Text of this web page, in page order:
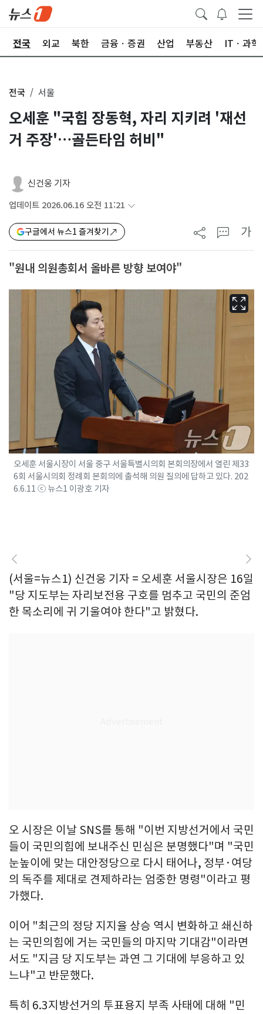
전국 외교 북한 금융ㆍ증권 산업 부동산 ITㆍ과학
전국 서울
오세훈 "국힘 장동혁, 자리 지키려 '재선
거 주장'…골든타임 허비"
신건웅 기자
업데이트 2026.06.16 오전 11:21
구글에서 뉴스1 즐겨찾기 가
"원내 의원총회서 올바른 방향 보여야"
오세훈 서울시장이 서울 중구 서울특별시의회 본회의장에서 열린 제33
6회 서울시의회 정례회 본회의에 출석해 의원 질의에 답하고 있다. 202
6.6.11 ⓒ 뉴스1 이광호 기자
(서울=뉴스1) 신건웅 기자 = 오세훈 서울시장은 16일
"당 지도부는 자리보전용 구호를 멈추고 국민의 준엄
한 목소리에 귀 기울여야 한다"고 밝혔다.
오 시장은 이날 SNS를 통해 "이번 지방선거에서 국민
들이 국민의힘에 보내주신 민심은 분명했다"며 "국민
눈높이에 맞는 대안정당으로 다시 태어나, 정부·여당
의 독주를 제대로 견제하라는 엄중한 명령"이라고 평
가했다.
이어 "최근의 정당 지지율 상승 역시 변화하고 쇄신하
는 국민의힘에 거는 국민들의 마지막 기대감"이라면
서도 "지금 당 지도부는 과연 그 기대에 부응하고 있
느냐"고 반문했다.
특히 6.3지방선거의 투표용지 부족 사태에 대해 "민